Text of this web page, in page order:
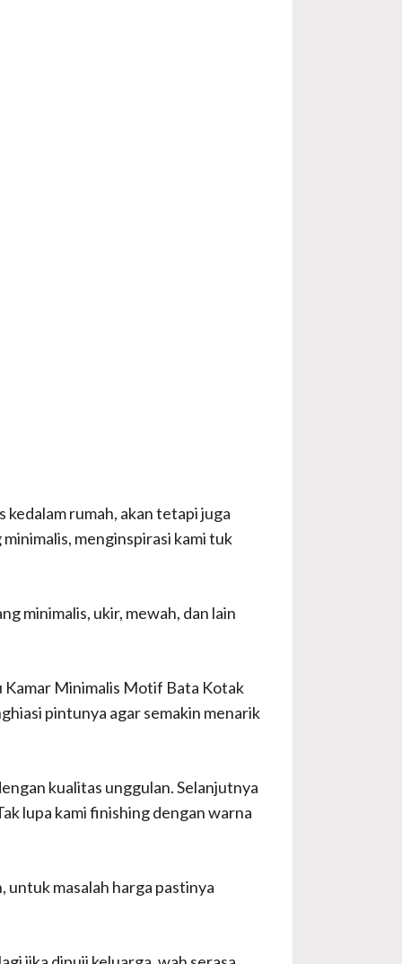
rumah, akan tetapi juga
menginspirasi kami tuk
minimalis, ukir, mewah, dan lain
Kamar Minimalis Motif Bata Kotak
pintunya agar semakin menarik
kualitas unggulan. Selanjutnya
lupa kami finishing dengan warna
untuk masalah harga pastinya